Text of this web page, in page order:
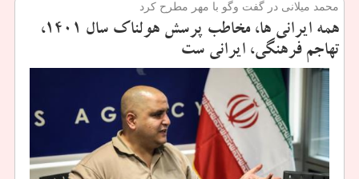
محمد میلانی در گفت وگو با مهر مطرح كرد
همه ایرانی ها، مخاطب پرسش هولناك سال ۱۴۰۱،
تهاجم فرهنگی، ایرانی ست